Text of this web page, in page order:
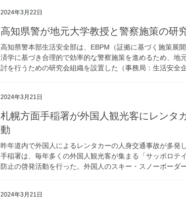
2024年3月22日
高知県警が地元大学教授と警察施策の研
高知県警本部生活安全部は、EBPM（証拠に基づく施策展
済学に基づき合理的で効率的な警察施策を進めるため、地
討を行うための研究会組織を設置した（事務局：生活安全
2024年3月21日
札幌方面手稲署が外国人観光客にレンタカー事故防止の啓発活
動
昨年道内で外国人によるレンタカーの人身交通事故が多発
手稲署は、毎年多くの外国人観光客が集まる「サッポロテ
防止の啓発活動を行った。外国人のスキー・スノーボーダ
2024年3月21日